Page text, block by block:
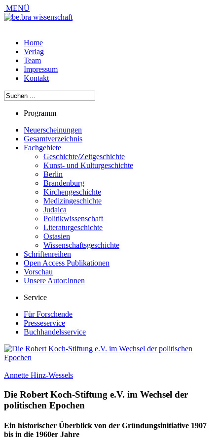
MENÜ
Home
Verlag
Team
Impressum
Kontakt
Programm
Neuerscheinungen
Gesamtverzeichnis
Fachgebiete
Geschichte/Zeitgeschichte
Kunst- und Kulturgeschichte
Berlin
Brandenburg
Kirchengeschichte
Medizingeschichte
Judaica
Politikwissenschaft
Literaturgeschichte
Ostasien
Wissenschaftsgeschichte
Schriftenreihen
Open Access Publikationen
Vorschau
Unsere Autor:innen
Service
Für Forschende
Presseservice
Buchhandelsservice
Annette Hinz-Wessels
Die Robert Koch-Stiftung e.V. im Wechsel der
politischen Epochen
Ein historischer Überblick von der Gründungsinitiative 1907
bis in die 1960er Jahre